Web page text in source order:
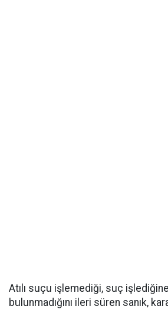
Atılı suçu işlemediği, suç
bulunmadığını ileri süren sanık,